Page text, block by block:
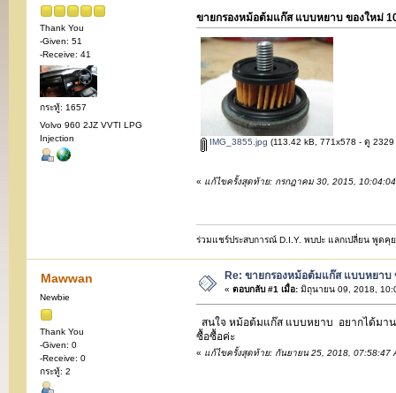
Thank You
-Given: 51
-Receive: 41
กระทู้: 1657
Volvo 960 2JZ VVTI LPG
Injection
ขายกรองหม้อต้มแก๊ส แบบหยาบ ของใหม่
IMG_3855.jpg (113.42 kB, 771x578 - ดู 2329
« แก้ไขครั้งสุดท้าย: กรกฎาคม 30, 2015,
ร่วมแชร์ประสบการณ์ D.I.Y. พบปะ แลกเปลี่ยน พูด
Mawwan
Newbie
Thank You
-Given: 0
-Receive: 0
กระทู้: 2
Re: ขายกรองหม้อต้มแก๊ส แบบหยาบ
« ตอบกลับ #1 เมื่อ:มิถุนายน 09, 2018,
สนใจ หม้อต้มแก๊ส แบบหยาบ อยากได้มาน
ซื้อซื้อค่ะ
« แก้ไขครั้งสุดท้าย: กันยายน 25, 2018, 07:58:47